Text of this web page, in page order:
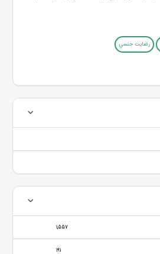
رضایت جنسي
1,557
191